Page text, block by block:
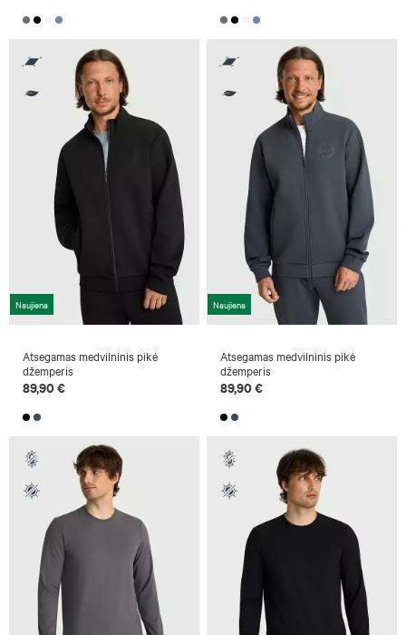
Naujiena
Atsegamas medvilninis pikė
džemperis
89,90 €
Naujiena
Atsegamas medvilninis pikė
džemperis
89,90 €